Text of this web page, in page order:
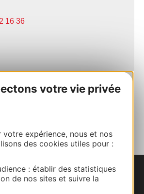
votre vie privée
votre expérience, nous et nos
des cookies utiles pour :
: établir des statistiques
de nos sites et suivre la
16 36